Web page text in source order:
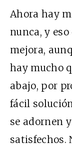
Ahora hay
nunca, y
mejora,
hay mucho
abajo, por
fácil
se adornen
satisfechos.